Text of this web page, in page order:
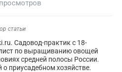
статьи
Садовод-практик с 18-
по выращиванию овощей
средней полосы России.
о приусадебном хозяйстве.